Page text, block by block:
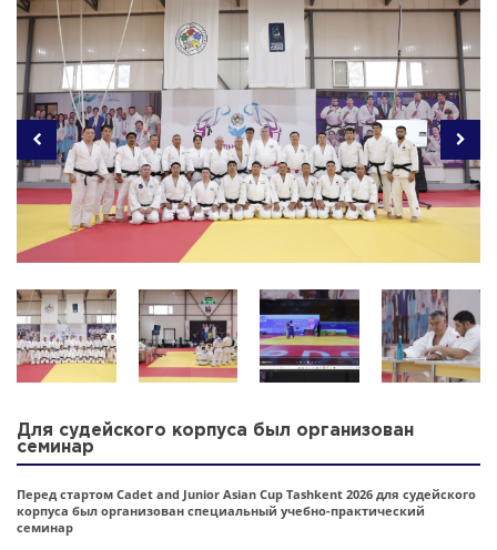
Для судейского корпуса был организован
семинар
Перед стартом Cadet and Junior Asian Cup Tashkent 2026 для судейского
корпуса был организован специальный учебно-практический
семинар